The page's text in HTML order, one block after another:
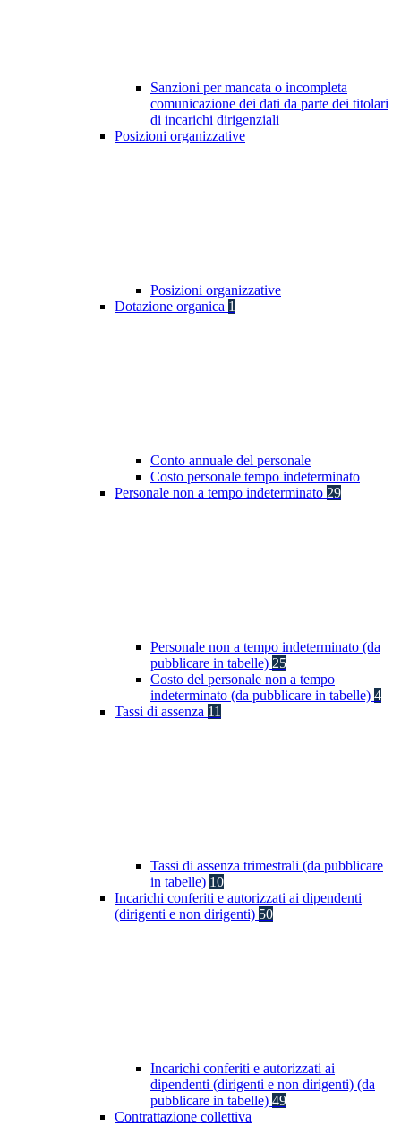
Sanzioni per mancata o incompleta
comunicazione dei dati da parte dei titolari
di incarichi dirigenziali
Posizioni organizzative
Posizioni organizzative
Dotazione organica 1
Conto annuale del personale
Costo personale tempo indeterminato
Personale non a tempo indeterminato 29
Personale non a tempo indeterminato (da
pubblicare in tabelle) 25
Costo del personale non a tempo
indeterminato (da pubblicare in tabelle) 4
Tassi di assenza 11
Tassi di assenza trimestrali (da pubblicare
in tabelle) 10
Incarichi conferiti e autorizzati ai dipendenti
(dirigenti e non dirigenti) 50
Incarichi conferiti e autorizzati ai
dipendenti (dirigenti e non dirigenti) (da
pubblicare in tabelle) 49
Contrattazione collettiva